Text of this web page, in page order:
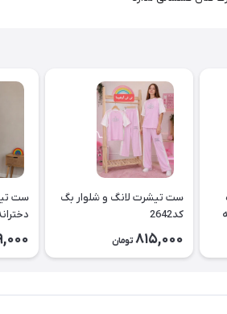
ست تیشرت لانگ و شلوار بگ
کد2642
815,000 تومان
ست